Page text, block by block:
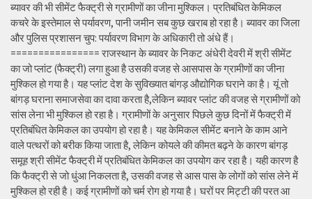
ब्यावर की भी सीमेंट फैक्ट्री से ग्रामीणों का जीना मुश्किल। प्रतिबंधित केमिकल
कचरे के इस्तेमाल से पर्यावरण, पानी जमीन सब कुछ खराब हो रहा है। ब्यावर का जिला
और पुलिस प्रशासन चुप: पर्यावरण विभाग के अधिकारी तो अंधे हैं।
================ राजस्थान के ब्यावर के निकट अंधेरी देवरी में श्री सीमेंट
का जो प्लांट (फैक्ट्री) लगा हुआ है उसकी वजह से आसपास के ग्रामीणों का जीना
मुश्किल हो गया है। यह प्लांट देश के सुविख्यात बांगड़ औद्योगिक घराने का है। यूं तो
बांगड़ घराना समाजसेवा का दावा करता है,लेकिन ब्यावर प्लांट की वजह से ग्रामीणों को
सांस लेना भी मुश्किल हो रहा है। ग्रामीणों के अनुसार पिछले कुछ दिनों में फैक्ट्री में
प्रतिबंधित केमिकल का उपयोग हो रहा है। यह केमिकल सीमेंट बनाने के काम आने
वाले पत्थरों को बरीक किया जाता है, लेकिन कोयले की कीमत बढ़ने के कारण बांगड़
समूह श्री सीमेंट फैक्ट्री में प्रतिबंधित केमिकल का उपयोग कर रहा है। यही कारण है
कि फैक्ट्री से जो धुंआ निकलता है, उसकी वजह से आस पास के लोगों को सांस लेने में
मुश्किल हो रही है। कई ग्रामीणों को चर्म रोग हो गया है। घरों पर मिट्टी की परत आ